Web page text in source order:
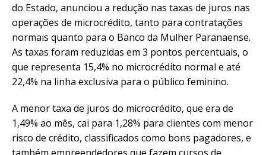
do Estado, anunciou a redução nas taxas de juros nas
operações de microcrédito, tanto para contratações
normais quanto para o Banco da Mulher Paranaense.
As taxas foram reduzidas em 3 pontos percentuais, o
que representa 15,4% no microcrédito normal e até
22,4% na linha exclusiva para o público feminino.
A menor taxa de juros do microcrédito, que era de
1,49% ao mês, cai para 1,28% para clientes com menor
risco de crédito, classificados como bons pagadores, e